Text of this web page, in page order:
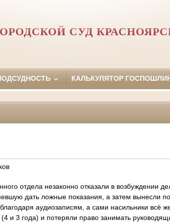
СУД
КАЛЬКУЛЯТОР
отдела незаконно отказали в возбуждении
дать ложные показания, а затем вынесли
аудиозаписям, а сами насильники всё
и 3 года) и потеряли право занимать